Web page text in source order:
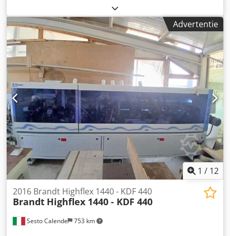
hout kantdikte (mm) 12 Doorvoersnelheid 20 m/min
Handmatige invoergeleiding Voorfreesunit EVA-
lijmapplicatie- en voorsmeltunit Kantendragerplaat
Afkortunit Tweemotorige overlappingfreesunit
Tweemotorige verspringende afschuinunit met NC-
verstelling Tweemotorige rondingsunit Kantenschraper
Lijmschraper Borstelunit Dcodow Db Rfjpfx Amnok
Advertentie
1 / 12
Sesto Calende 753 km
2016 Brandt Highflex 1440 - KDF 440
Brandt Highflex 1440 - KDF 440